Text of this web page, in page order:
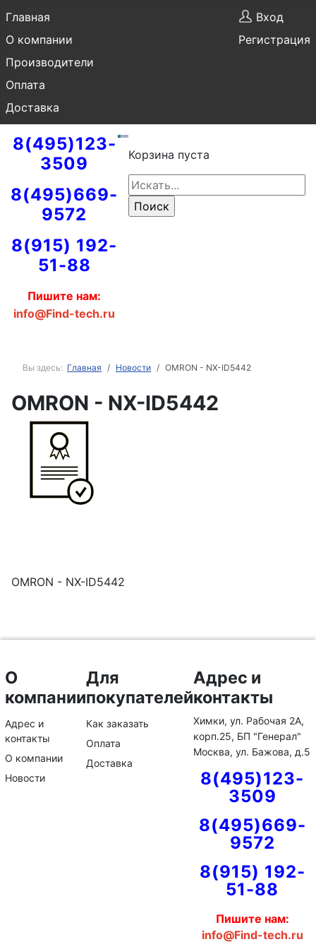
Главная
О компании
Производители
Оплата
Доставка
Вход
Регистрация
8(495)123-
3509
8(495)669-
9572
8(915) 192-
51-88
Пишите нам:
info@Find-tech.ru
Корзина пуста
Вы здесь: Главная Новости OMRON - NX-ID5442
OMRON - NX-ID5442
OMRON - NX-ID5442
О
компании
Адрес и
контакты
О компании
Новости
Для
покупателей
Как заказать
Оплата
Доставка
Адрес и
контакты
Химки, ул. Рабочая 2А,
корп.25, БП "Генерал"
Москва, ул. Бажова, д.5
8(495)123-
3509
8(495)669-
9572
8(915) 192-
51-88
Пишите нам:
info@Find-tech.ru